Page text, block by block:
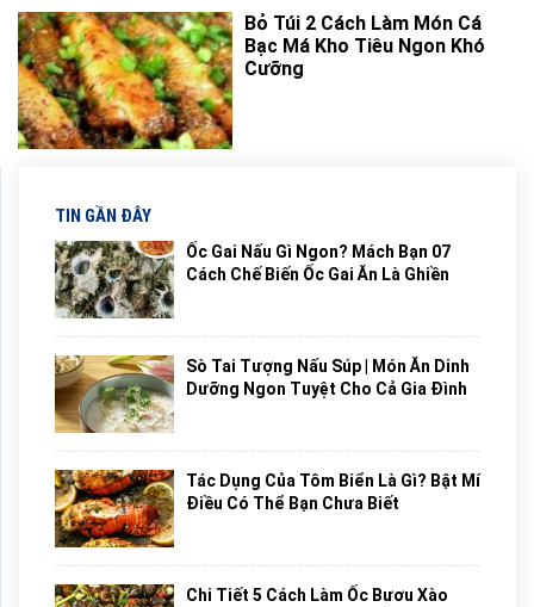
Bỏ Túi 2 Cách Làm Món Cá
Bạc Má Kho Tiêu Ngon Khó
Cưỡng
TIN GẦN ĐÂY
Ốc Gai Nấu Gì Ngon? Mách Bạn 07
Cách Chế Biến Ốc Gai Ăn Là Ghiền
Sò Tai Tượng Nấu Súp | Món Ăn Dinh
Dưỡng Ngon Tuyệt Cho Cả Gia Đình
Tác Dụng Của Tôm Biển Là Gì? Bật Mí
Điều Có Thể Bạn Chưa Biết
Chi Tiết 5 Cách Làm Ốc Bươu Xào